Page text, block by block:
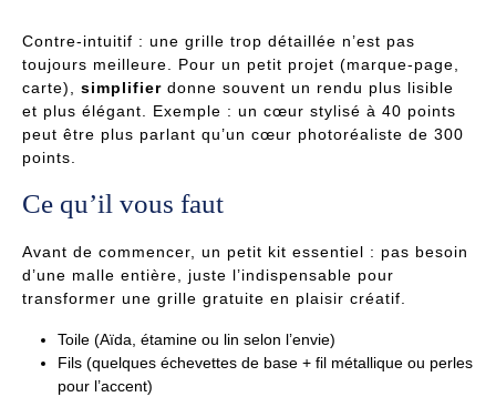
Contre-intuitif : une grille trop détaillée n’est pas
toujours meilleure. Pour un petit projet (marque-page,
carte), simplifier donne souvent un rendu plus lisible
et plus élégant. Exemple : un cœur stylisé à 40 points
peut être plus parlant qu’un cœur photoréaliste de 300
points.
Ce qu’il vous faut
Avant de commencer, un petit kit essentiel : pas besoin
d’une malle entière, juste l’indispensable pour
transformer une grille gratuite en plaisir créatif.
Toile (Aïda, étamine ou lin selon l’envie)
Fils (quelques échevettes de base + fil métallique ou perles
pour l’accent)